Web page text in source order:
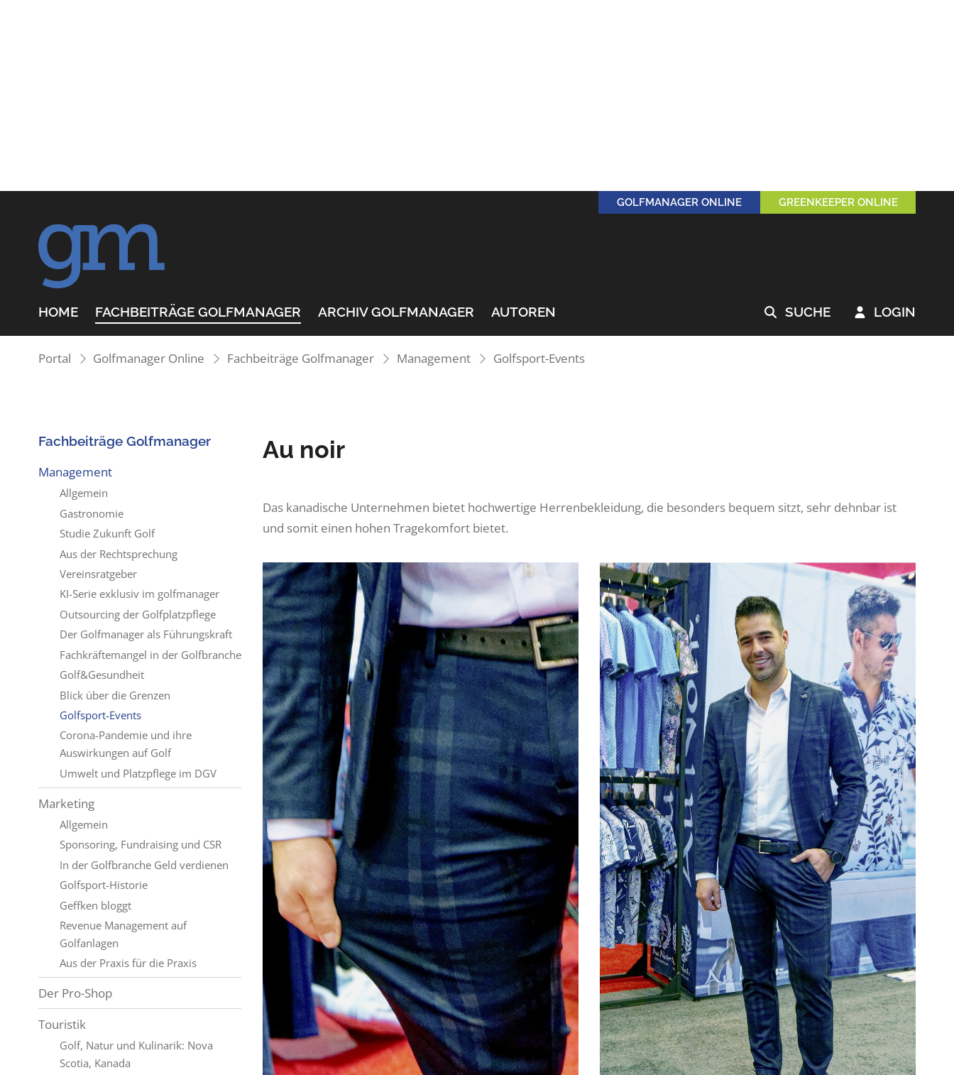
GOLFMANAGER ONLINE GREENKEEPER ONLINE
HOME FACHBEITRÄGE GOLFMANAGER ARCHIV GOLFMANAGER AUTOREN  SUCHE  LOGIN
Portal Golfmanager Online Fachbeiträge Golfmanager Management Golfsport-Events
Au noir
Das kanadische Unternehmen bietet hochwertige Herrenbekleidung, die besonders bequem sitzt, sehr dehnbar ist
und somit einen hohen Tragekomfort bietet.
Fachbeiträge Golfmanager
Management
Allgemein
Gastronomie
Studie Zukunft Golf
Aus der Rechtsprechung
Vereinsratgeber
KI-Serie exklusiv im golfmanager
Outsourcing der Golfplatzpflege
Der Golfmanager als Führungskraft
Fachkräftemangel in der Golfbranche
Golf&Gesundheit
Blick über die Grenzen
Golfsport-Events
Corona-Pandemie und ihre
Auswirkungen auf Golf
Umwelt und Platzpflege im DGV
Marketing
Allgemein
Sponsoring, Fundraising und CSR
In der Golfbranche Geld verdienen
Golfsport-Historie
Geffken bloggt
Revenue Management auf
Golfanlagen
Aus der Praxis für die Praxis
Der Pro-Shop
Touristik
Golf, Natur und Kulinarik: Nova
Scotia, Kanada